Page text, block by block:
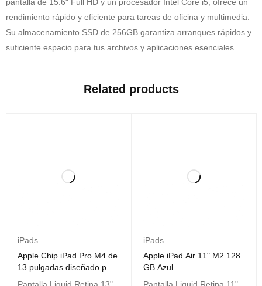
rendimiento rápido y eficiente para tareas de oficina y multimedia.
Su almacenamiento SSD de 256GB garantiza arranques rápidos y
suficiente espacio para tus archivos y aplicaciones esenciales.
Related products
iPads
Apple Chip iPad Pro M4 de
13 pulgadas diseñado para
Pantalla Liquid Retina 13"
iPads
Apple iPad Air 11" M2 128
GB Azul
Pantalla Liquid Retina 11"